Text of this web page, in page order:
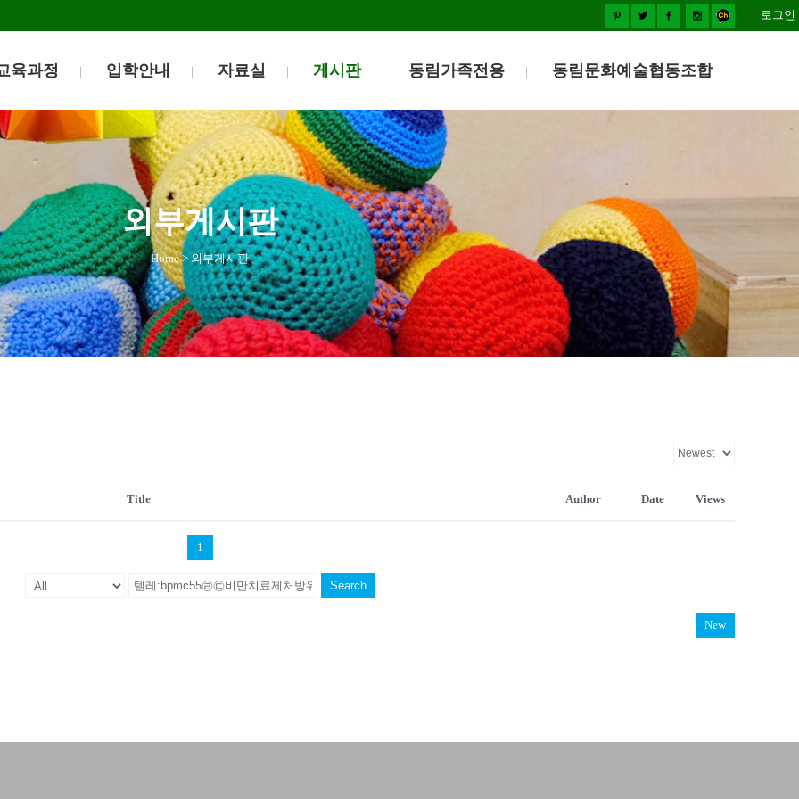
로그인
육과정 입학안내 자료실 게시판 동림가족전용 동림문화예술협동조합
외부게시판
Home>외부게시판
Title Author Date Views
1
Search
New